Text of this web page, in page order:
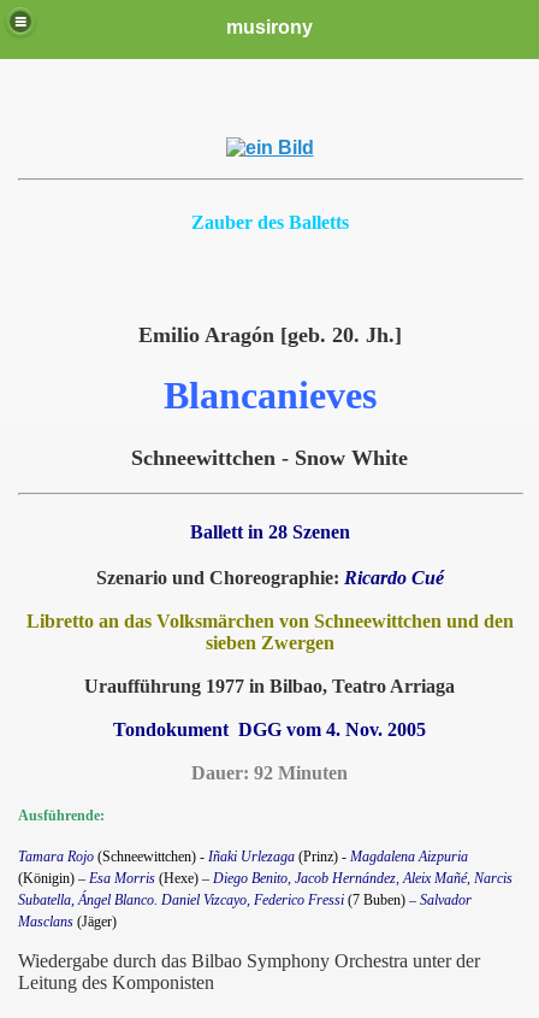
musirony
Zauber des Balletts
Emilio Aragón [geb. 20. Jh.]
Blancanieves
Schneewittchen - Snow White
Ballett in 28 Szenen
Szenario und Choreographie: Ricardo Cué
Libretto an das Volksmärchen von Schneewittchen und den
sieben Zwergen
Uraufführung 1977 in Bilbao, Teatro Arriaga
Tondokument DGG vom 4. Nov. 2005
Dauer: 92 Minuten
Ausführende:
Tamara Rojo (Schneewittchen) - Iñaki Urlezaga (Prinz) - Magdalena Aizpuria
(Königin) – Esa Morris (Hexe) – Diego Benito, Jacob Hernández, Aleix Mañé, Narcis
Subatella, Ángel Blanco. Daniel Vizcayo, Federico Fressi (7 Buben) – Salvador
Masclans (Jäger)
Wiedergabe durch das Bilbao Symphony Orchestra unter der
Leitung des Komponisten